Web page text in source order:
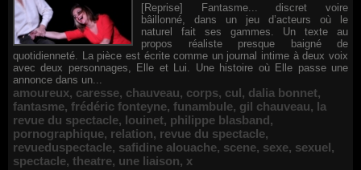
[Reprise] Fantasme... discret voire
bâillonné, dans un jeu d’acteurs où le
naturel fait ses gammes. Un texte au
propos réaliste presque baigné de
quotidienneté. La pièce est écrite comme un journal intime à deux voix
avec deux personnages, Elle et Lui. Une histoire où Elle passe une
annonce dans un...
amoureux, caresse, chauveau, corps, cul, dalia bonnet,
fantasme, frédéric fonteyne, funambule, gil chauveau, la
revue du spectacle, louinet, philippe blasband,
pornographique, relation, revue du spectacle,
revueduspectacle, safidine alouache, scene, sexe, sexuel,
spectacle, theatre, une liaison, x